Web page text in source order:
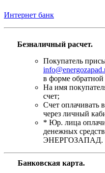
Интернет банк
Безналичный расчет.
Покупатель
в форме обратной
На имя
счет;
Счет оплачивать
через личный
* Юр. лица
денежных
ЭНЕРГОЗАПАД.
Банковская карта.